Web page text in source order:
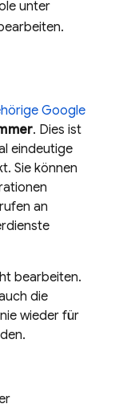
unter
Google
. Dies ist
eindeutige
Sie können
an
bearbeiten.
die
wieder für